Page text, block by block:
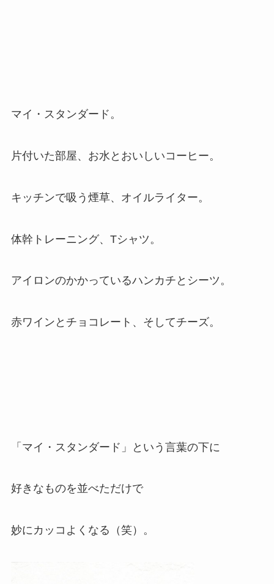
マイ・スタンダード。
片付いた部屋、お水とおいしいコーヒー。
キッチンで吸う煙草、オイルライター。
体幹トレーニング、Tシャツ。
アイロンのかかっているハンカチとシーツ。
赤ワインとチョコレート、そしてチーズ。
「マイ・スタンダード」という言葉の下に
好きなものを並べただけで
妙にカッコよくなる（笑）。